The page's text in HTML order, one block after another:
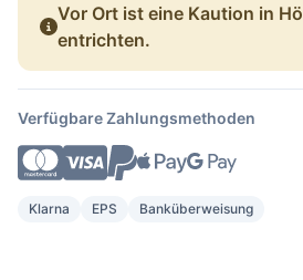
Vor Ort ist eine Kaution in
entrichten.
Verfügbare Zahlungsmethoden
Klarna EPS Banküberweisung